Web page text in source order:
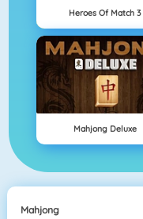
Heroes Of Match 3
Mahjong Deluxe
Mahjong